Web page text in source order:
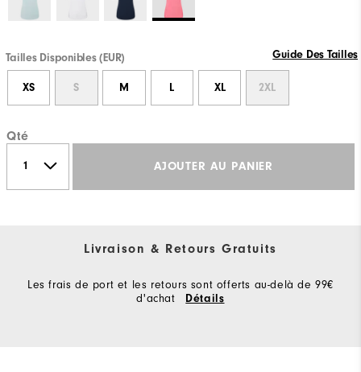
Tailles Disponibles (EUR) Guide Des Tailles
XS S M L XL 2XL
Qté
AJOUTER AU PANIER
Livraison & Retours Gratuits
Les frais de port et les retours sont offerts au-delà de 99€
d'achat
Détails